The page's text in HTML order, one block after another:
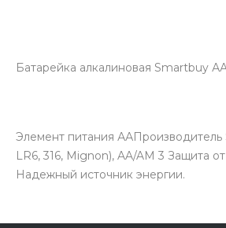
Батарейка алкалиновая Smartbuy
Элемент питания ААПроизводитель
LR6, 316, Mignon), AA/AM 3 Защита
Надежный источник энергии.